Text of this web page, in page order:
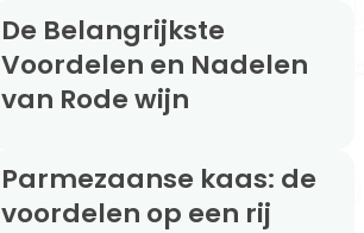
De Belangrijkste
Voordelen en Nadelen
van Rode wijn
Parmezaanse kaas: de
voordelen op een rij